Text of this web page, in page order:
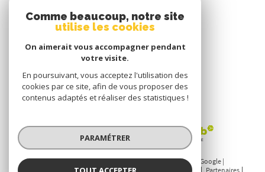
espace propriétaire
SUIVRE
Nous
© 2026 | Tous droits réservés | Traduction powered by Google |
Plan du site Mentions légales Admin Partenaires
Comme beaucoup, notre site
utilise les cookies
On aimerait vous accompagner pendant
votre visite.
En poursuivant, vous acceptez l'utilisation des
cookies par ce site, afin de vous proposer des
contenus adaptés et réaliser des statistiques !
PARAMÉTRER